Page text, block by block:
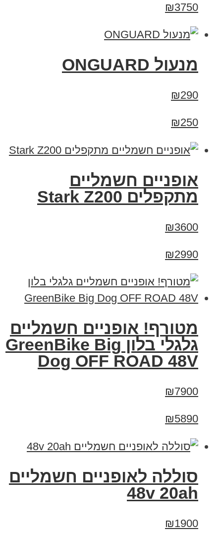
₪3750
מנעול ONGUARD
₪290
₪250
‏אופניים חשמליים
‏מתקפלים Stark Z200
₪3600
₪2990
מטורף! אופניים חשמליים
גלגלי בלון GreenBike Big
Dog OFF ROAD 48V
₪7900
₪5890
סוללה לאופניים חשמליים
48v 20ah
₪1900